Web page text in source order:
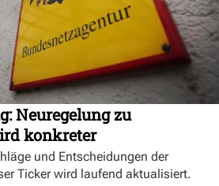
Neuregelung zu
konkreter
und Entscheidungen der
Ticker wird laufend aktualisiert.